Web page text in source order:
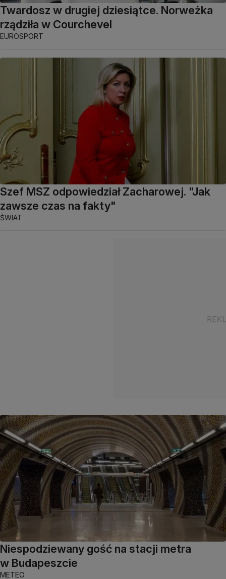
Twardosz w drugiej dziesiątce. Norweżka
rządziła w Courchevel
EUROSPORT
Szef MSZ odpowiedział Zacharowej. "Jak
zawsze czas na fakty"
ŚWIAT
Niespodziewany gość na stacji metra
w Budapeszcie
METEO